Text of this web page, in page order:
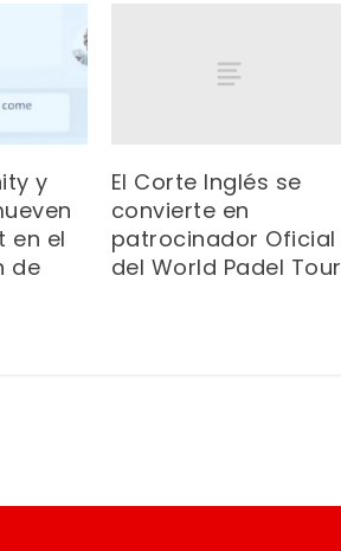
y
en el
de
El Corte Inglés se
convierte en
patrocinador Oficial
del World Padel Tour